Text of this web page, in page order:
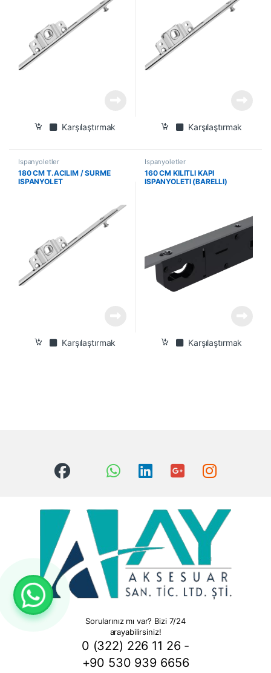
Karşılaştırmak Karşılaştırmak
İspanyoletler
180 CM T.ACILIM / SURME
ISPANYOLET
Karşılaştırmak
İspanyoletler
160 CM KILITLI KAPI
ISPANYOLETI (BARELLI)
Karşılaştırmak
Sorularınız mı var? Bizi 7/24
arayabilirsiniz!
0 (322) 226 11 26 -
+90 530 939 6656